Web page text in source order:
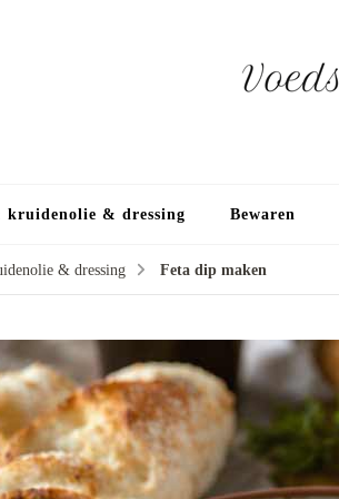
& dressing Bewaren
& dressing Feta dip maken